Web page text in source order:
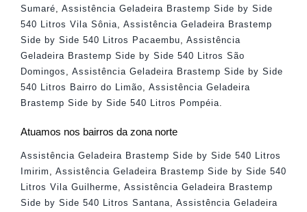
Sumaré, Assistência Geladeira Brastemp Side by Side
540 Litros Vila Sônia, Assistência Geladeira Brastemp
Side by Side 540 Litros Pacaembu, Assistência
Geladeira Brastemp Side by Side 540 Litros São
Domingos , Assistência Geladeira Brastemp Side by Side
540 Litros Bairro do Limão, Assistência Geladeira
Brastemp Side by Side 540 Litros Pompéia.
Atuamos nos bairros da zona norte
Assistência Geladeira Brastemp Side by Side 540 Litros
Imirim
Assistência Geladeira Brastemp Side by Side 540
Litros Vila Guilherme
Assistência Geladeira Brastemp
Side by Side 540 Litros Santana
Assistência Geladeira